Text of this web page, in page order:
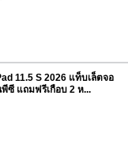
11.5 S 2026 แท็บเล็ตจอ
ซี แถมฟรีเกือบ 2 ห...